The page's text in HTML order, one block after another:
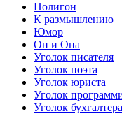
Полигон
К размышлению
Юмор
Он и Она
Уголок писателя
Уголок поэта
Уголок юриста
Уголок
Уголок бухгалтера